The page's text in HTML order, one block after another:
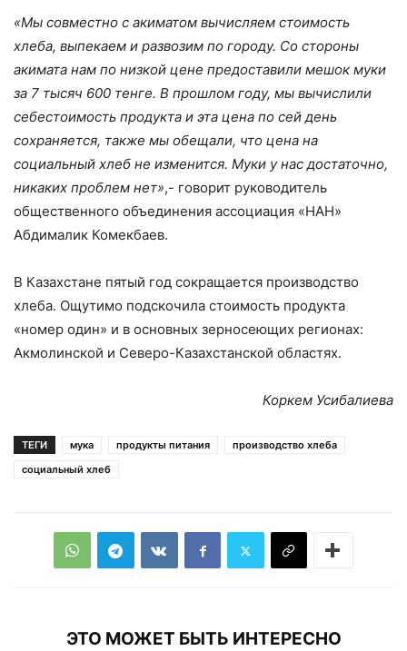
«Мы совместно с акиматом вычисляем стоимость
хлеба, выпекаем и развозим по городу. Со стороны
акимата нам по низкой цене предоставили мешок муки
за 7 тысяч 600 тенге. В прошлом году, мы вычислили
себестоимость продукта и эта цена по сей день
сохраняется, также мы обещали, что цена на
социальный хлеб не изменится. Муки у нас достаточно,
никаких проблем нет»,- говорит руководитель
общественного объединения ассоциация «НАН»
Абдималик Комекбаев.
В Казахстане пятый год сокращается производство
хлеба. Ощутимо подскочила стоимость продукта
«номер один» и в основных зерносеющих регионах:
Акмолинской и Северо-Казахстанской областях.
Коркем Усибалиева
ТЕГИ мука продукты питания
производство хлеба
социальный хлеб
ЭТО МОЖЕТ БЫТЬ ИНТЕРЕСНО